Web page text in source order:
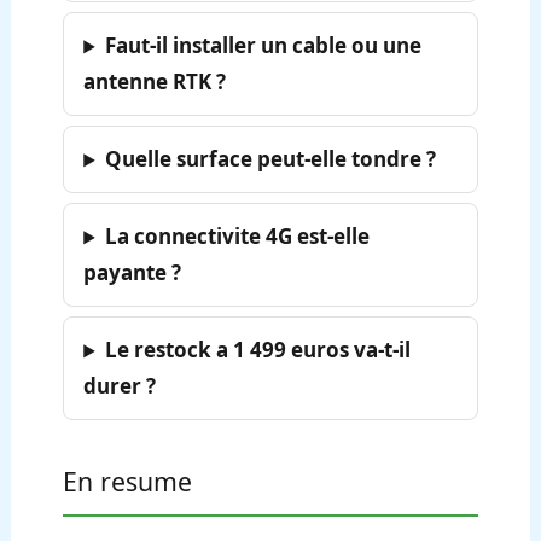
Faut-il installer un cable ou une
antenne RTK ?
Quelle surface peut-elle tondre ?
La connectivite 4G est-elle
payante ?
Le restock a 1 499 euros va-t-il
durer ?
En resume